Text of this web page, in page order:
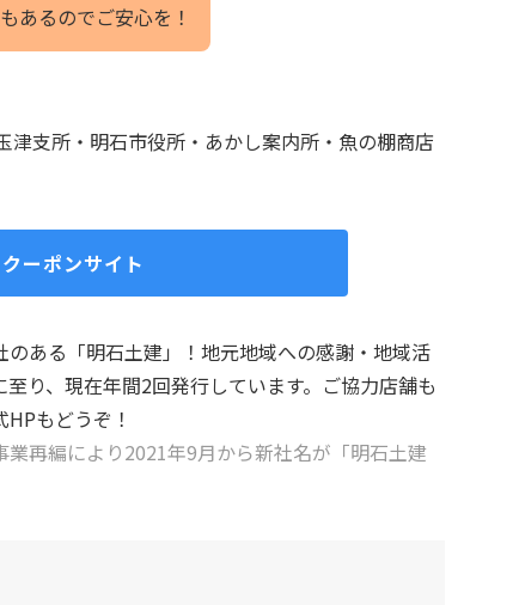
あるのでご安心を！
支所・明石市役所・あかし案内所・魚の棚商店
ーポンサイト
ある「明石土建」！地元地域への感謝・地域活
り、現在年間2回発行しています。ご協力店舗も
もどうぞ！
再編により2021年9月から新社名が「明石土建